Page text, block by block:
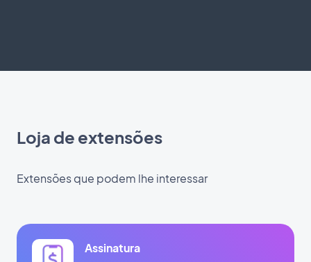
Loja de extensões
Extensões que podem lhe interessar
Assinatura